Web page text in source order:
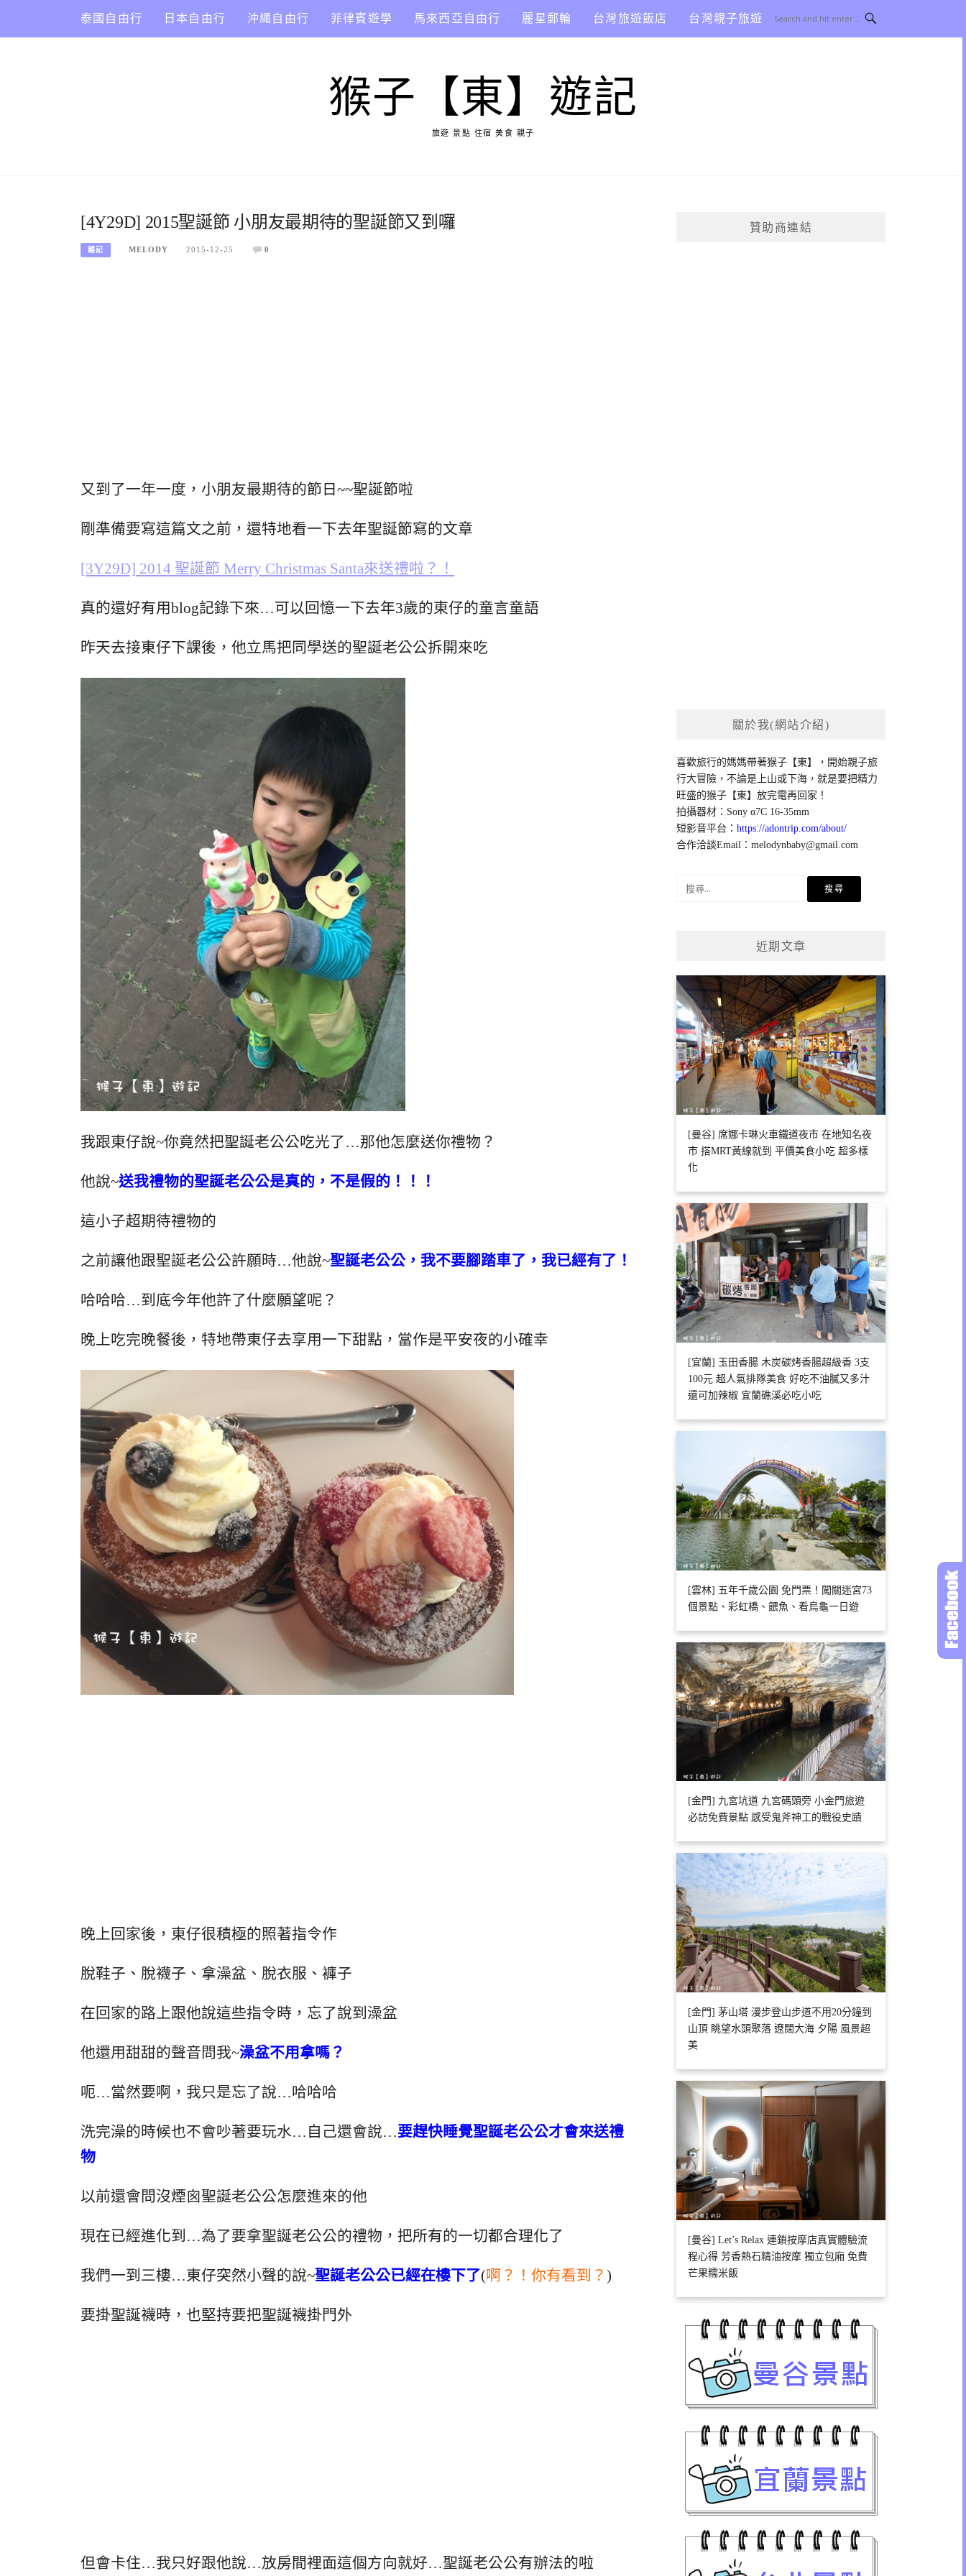
content
泰國自由行 日本自由行 沖繩自由行 菲律賓遊學 馬來西亞自由行 麗星郵輪 台灣旅遊飯店 台灣親子旅遊
猴子【東】遊記
旅遊 景點 住宿 美食 親子
[4Y29D] 2015聖誕節 小朋友最期待的聖誕節又到囉
雜記 MELODY 2015-12-25 0
又到了一年一度，小朋友最期待的節日~~聖誕節啦
剛準備要寫這篇文之前，還特地看一下去年聖誕節寫的文章
[3Y29D] 2014 聖誕節 Merry Christmas Santa來送禮啦？！
真的還好有用blog記錄下來…可以回憶一下去年3歲的東仔的童言童語
昨天去接東仔下課後，他立馬把同學送的聖誕老公公拆開來吃
我跟東仔說~你竟然把聖誕老公公吃光了…那他怎麼送你禮物？
他說~送我禮物的聖誕老公公是真的，不是假的！！！
這小子超期待禮物的
之前讓他跟聖誕老公公許願時…他說~聖誕老公公，我不要腳踏車了，我已經有了！
哈哈哈…到底今年他許了什麼願望呢？
晚上吃完晚餐後，特地帶東仔去享用一下甜點，當作是平安夜的小確幸
晚上回家後，東仔很積極的照著指令作
脫鞋子、脫襪子、拿澡盆、脫衣服、褲子
在回家的路上跟他說這些指令時，忘了說到澡盆
他還用甜甜的聲音問我~澡盆不用拿嗎？
呃…當然要啊，我只是忘了說…哈哈哈
洗完澡的時候也不會吵著要玩水…自己還會說…要趕快睡覺聖誕老公公才會來送禮
物
以前還會問沒煙囪聖誕老公公怎麼進來的他
現在已經進化到…為了要拿聖誕老公公的禮物，把所有的一切都合理化了
我們一到三樓…東仔突然小聲的說~聖誕老公公已經在樓下了(啊？！你有看到？ )
要掛聖誕襪時，也堅持要把聖誕襪掛門外
但會卡住…我只好跟他說…放房間裡面這個方向就好…聖誕老公公有辦法的啦
贊助商連結
關於我(網站介紹)
喜歡旅行的媽媽帶著猴子【東】，開始親子旅
行大冒險，不論是上山或下海，就是要把精力
旺盛的猴子【東】放完電再回家！
拍攝器材：Sony α7C 16-35mm
短影音平台：https://adontrip.com/about/
合作洽談Email：melodynbaby@gmail.com
近期文章
[曼谷] 席娜卡琳火車鐵道夜市 在地知名夜
市 搭MRT黃線就到 平價美食小吃 超多樣
化
[宜蘭] 玉田香腸 木炭碳烤香腸超級香 3支
100元 超人氣排隊美食 好吃不油膩又多汁
還可加辣椒 宜蘭礁溪必吃小吃
[雲林] 五年千歲公園 免門票！闖關迷宮73
個景點、彩虹橋、餵魚、看烏龜一日遊
[金門] 九宮坑道 九宮碼頭旁 小金門旅遊
必訪免費景點 感受鬼斧神工的戰役史蹟
[金門] 茅山塔 漫步登山步道不用20分鐘到
山頂 眺望水頭聚落 遼闊大海 夕陽 風景超
美
[曼谷] Let’s Relax 連鎖按摩店真實體驗流
程心得 芳香熱石精油按摩 獨立包廂 免費
芒果糯米飯